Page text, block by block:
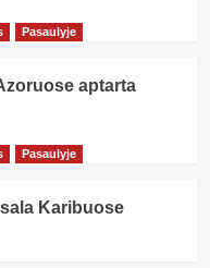
Pasaulyje
aptarta
Pasaulyje
Karibuose